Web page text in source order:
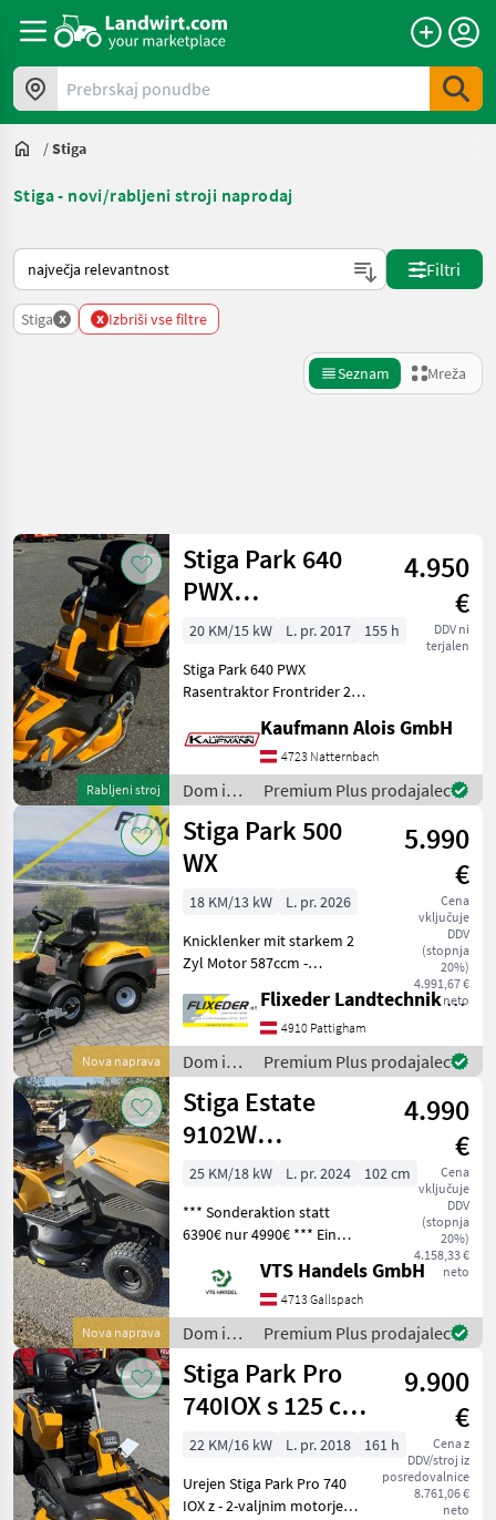
Prebrskaj ponudbe
/Stiga
Stiga - novi/rabljeni stroji naprodaj
Tako je razvrščeno na Landwirt.com
Filtri
Stiga x x Izbriši vse filtre
Seznam Mreža
Kategorija 1 Država Filtri
TRENUTNA
POT
Stiga
IZBERITE
KATEGORIJO
Ostalo
167
Komunalna tehnika
22
Gozdarska tehnika
1
MARKETPLACE
Marketplace
Ponudbe
trgovcev
Mali
oglasi
Ponastavi
Prikaži
rezultatov
Rabljeni stroj
Stiga Park 640
PWX
Rasentraktor
4.950
€
DDV ni
terjalen
20 KM/15 kW L. pr. 2017
155 h
Stiga Park 640 PWX
Rasentraktor Frontrider 2-
mit 20 PS, 110 cm
Schnittbreite, elektronische
und mechanische
Höhenverstellung, 50:50
Kaufmann Alois GmbH
4723 Natternbach
Dom in
vrt /
Stiga
Premium Plus prodajalec
Nova naprava
Stiga Park 500
WX
5.990
€
Cena
vključuje
DDV
(stopnja
20%)
4.991,67 €
neto
18 KM/13 kW
L. pr. 2026
Knicklenker mit starkem 2
Zyl Motor 587ccm -
Beleuchtung -
Servolenkung - Combi-
Mähwerk (Mulchen und
Heckauswurf) -
Lenkradverstellung Mi
Flixeder Landtechnik GmbH
4910 Pattigham
Dom in
vrt /
Stiga
Premium Plus prodajalec
Nova naprava
Stiga Estate
9102W
(Hondamotor)
4.990
€
Cena
vključuje
DDV
(stopnja
20%)
4.158,33 €
neto
25 KM/18 kW L. pr. 2024
102 cm
*** Sonderaktion statt
6390€ nur 4990€ *** Ein
mit einer beeindruckenden
Schnittbreite von 102 cm,
einem robusten Mähdeck,
zwei synchro
VTS Handels GmbH
4713 Gallspach
Dom in
vrt /
Stiga
Premium Plus prodajalec
Stiga Park Pro
740IOX s 125 cm
kosilnim
agregatom + V-
ščitom
9.900
€
Cena z
DDV/stroj iz
posredovalnice
8.761,06 €
neto
22 KM/16 kW L. pr. 2018
161 h
Urejen Stiga Park Pro 740
IOX z - 2-valjnim motorjem